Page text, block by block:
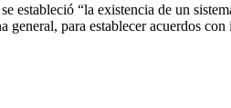
“la existencia de un
para establecer acuerdos